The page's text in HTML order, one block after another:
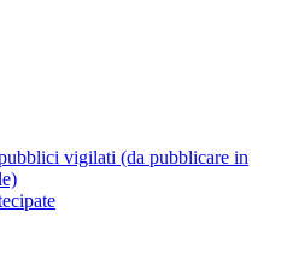
vigilati (da pubblicare in